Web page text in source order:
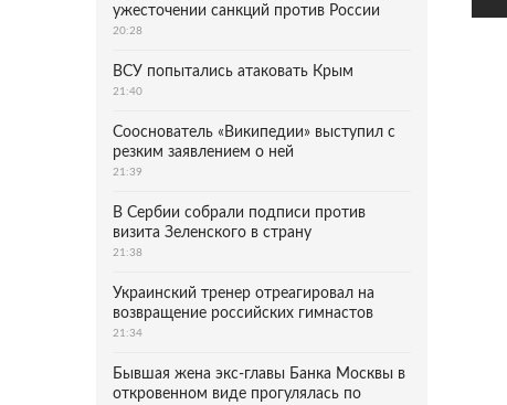
ужесточении санкций против России
20:28
ВСУ попытались атаковать Крым
21:40
Сооснователь «Википедии» выступил с
резким заявлением о ней
21:39
В Сербии собрали подписи против
визита Зеленского в страну
21:38
Украинский тренер отреагировал на
возвращение российских гимнастов
21:34
Бывшая жена экс-главы Банка Москвы в
откровенном виде прогулялась по